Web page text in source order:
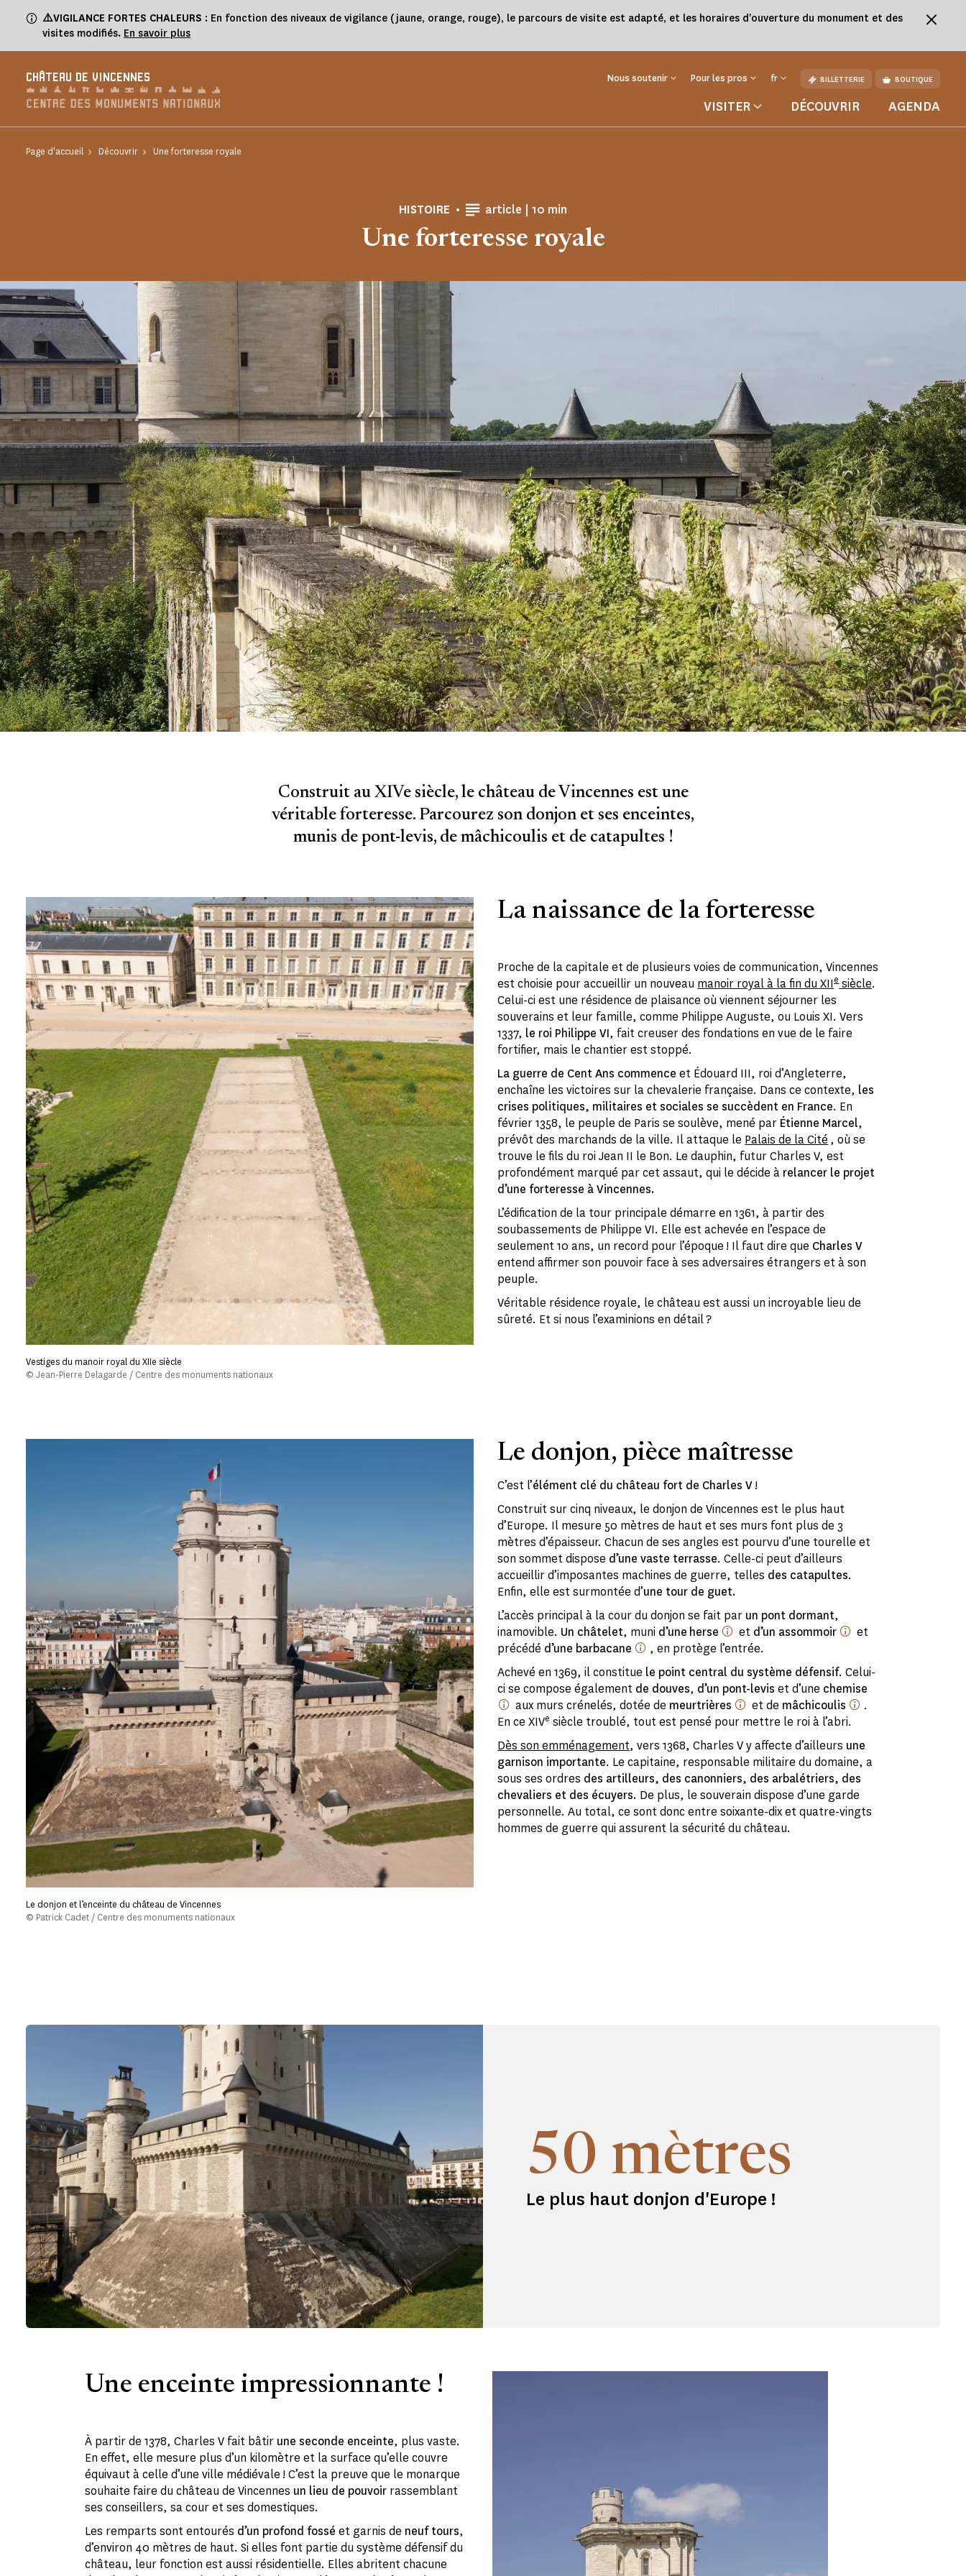
⚠️VIGILANCE FORTES CHALEURS : En fonction des niveaux de vigilance (jaune, orange, rouge), le parcours de visite est adapté, et les horaires d'ouverture du monument et des
visites modifiés. En savoir plus
CHÂTEAU DE VINCENNES Nous soutenir Pour les pros fr BILLETTERIE BOUTIQUE
VISITER DÉCOUVRIR AGENDA
Page d'accueil Découvrir Une forteresse royale
HISTOIRE article | Temps de Lecture
10 min
Une forteresse royale
Construit au XIVe siècle, le château de Vincennes est une
véritable forteresse. Parcourez son donjon et ses enceintes,
munis de pont-levis, de mâchicoulis et de catapultes !
La naissance de la forteresse
Proche de la capitale et de plusieurs voies de communication, Vincennes
est choisie pour accueillir un nouveau manoir royal à la fin du XIIesiècle.
Celui-ci est une résidence de plaisance où viennent séjourner les
souverains et leur famille, comme Philippe Auguste, ou Louis XI. Vers
1337, le roi Philippe VI, fait creuser des fondations en vue de le faire
fortifier, mais le chantier est stoppé.
La guerre de Cent Ans commence et Édouard III, roi d’Angleterre,
enchaîne les victoires sur la chevalerie française. Dans ce contexte, les
crises politiques, militaires et sociales se succèdent en France. En
février 1358, le peuple de Paris se soulève, mené par Étienne Marcel,
prévôt des marchands de la ville. Il attaque le Palais de la Cité , où se
trouve le fils du roi Jean II le Bon. Le dauphin, futur Charles V, est
profondément marqué par cet assaut, qui le décide à relancer le projet
d’une forteresse à Vincennes.
L’édification de la tour principale démarre en 1361, à partir des
soubassements de Philippe VI. Elle est achevée en l’espace de
seulement 10 ans, un record pour l’époque ! Il faut dire que Charles V
entend affirmer son pouvoir face à ses adversaires étrangers et à son
peuple.
Véritable résidence royale, le château est aussi un incroyable lieu de
sûreté. Et si nous l’examinions en détail ?
Vestiges du manoir royal du XIIe siècle
© Jean-Pierre Delagarde / Centre des monuments nationaux
Le donjon, pièce maîtresse
C’est l’élément clé du château fort de Charles V!
Construit sur cinq niveaux, le donjon de Vincennes est le plus haut
d’Europe. Il mesure 50 mètres de haut et ses murs font plus de 3
mètres d’épaisseur. Chacun de ses angles est pourvu d’une tourelle et
son sommet dispose d’une vaste terrasse. Celle-ci peut d’ailleurs
accueillir d’imposantes machines de guerre, telles des catapultes.
Enfin, elle est surmontée d’une tour de guet.
L’accès principal à la cour du donjon se fait par un pont dormant,
inamovible. Un châtelet, muni d’une herse et d’un assommoir
et
précédé d’une barbacane
, en protège l’entrée.
Achevé en 1369, il constitue le point central du système défensif. Celui-
ci se compose également de douves, d’un pont-levis et d’une chemise
aux murs crénelés, dotée de meurtrières et de mâchicoulis
.
En ce XIVe siècle troublé, tout est pensé pour mettre le roi à l’abri.
Dès son emménagement, vers 1368, Charles V y affecte d’ailleurs une
garnison importante. Le capitaine, responsable militaire du domaine, a
sous ses ordres des artilleurs, des canonniers, des arbalétriers, des
chevaliers et des écuyers. De plus, le souverain dispose d’une garde
personnelle. Au total, ce sont donc entre soixante-dix et quatre-vingts
hommes de guerre qui assurent la sécurité du château.
Le donjon et l’enceinte du château de Vincennes
© Patrick Cadet / Centre des monuments nationaux
50 mètres
Le plus haut donjon d'Europe !
Une enceinte impressionnante !
À partir de 1378, Charles V fait bâtir une seconde enceinte, plus vaste.
En effet, elle mesure plus d’un kilomètre et la surface qu’elle couvre
équivaut à celle d’une ville médiévale ! C’est la preuve que le monarque
souhaite faire du château de Vincennes un lieu de pouvoir rassemblant
ses conseillers, sa cour et ses domestiques.
Les remparts sont entourés d’un profond fossé et garnis de neuf tours,
d’environ 40 mètres de haut. Si elles font partie du système défensif du
château, leur fonction est aussi résidentielle. Elles abritent chacune